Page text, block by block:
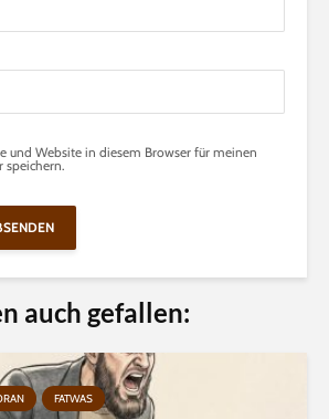
und Website in diesem Browser für meinen
speichern.
auch gefallen:
FATWAS